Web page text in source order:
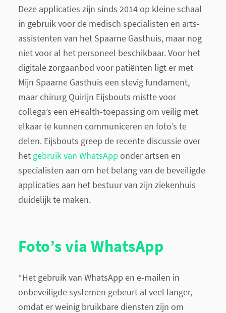
Deze applicaties zijn sinds 2014 op kleine schaal
in gebruik voor de medisch specialisten en arts-
assistenten van het Spaarne Gasthuis, maar nog
niet voor al het personeel beschikbaar. Voor het
digitale zorgaanbod voor patiënten ligt er met
Mijn Spaarne Gasthuis een stevig fundament,
maar chirurg Quirijn Eijsbouts mistte voor
collega’s een eHealth-toepassing om veilig met
elkaar te kunnen communiceren en foto’s te
delen. Eijsbouts greep de recente discussie over
het gebruik van WhatsApponder artsen en
specialisten aan om het belang van de beveiligde
applicaties aan het bestuur van zijn ziekenhuis
duidelijk te maken.
Foto’s via WhatsApp
“Het gebruik van WhatsApp en e-mailen in
onbeveiligde systemen gebeurt al veel langer,
omdat er weinig bruikbare diensten zijn om